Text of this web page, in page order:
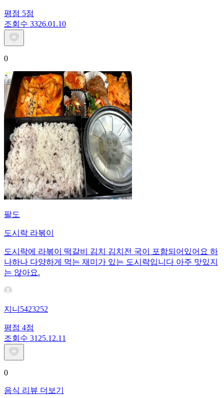
평점 5점
조회수 3326.01.10
0
팔도
도시락 라볶이
도시락에 라볶이 떡갈비 김치 김치전 국이 포함되어있어요 하
나하나 다양하게 먹는 재미가 있는 도시락입니다 아주 맛있지
는 않아요.
지니5423252
평점 4점
조회수 31 25.12.11
0
음식 리뷰 더보기